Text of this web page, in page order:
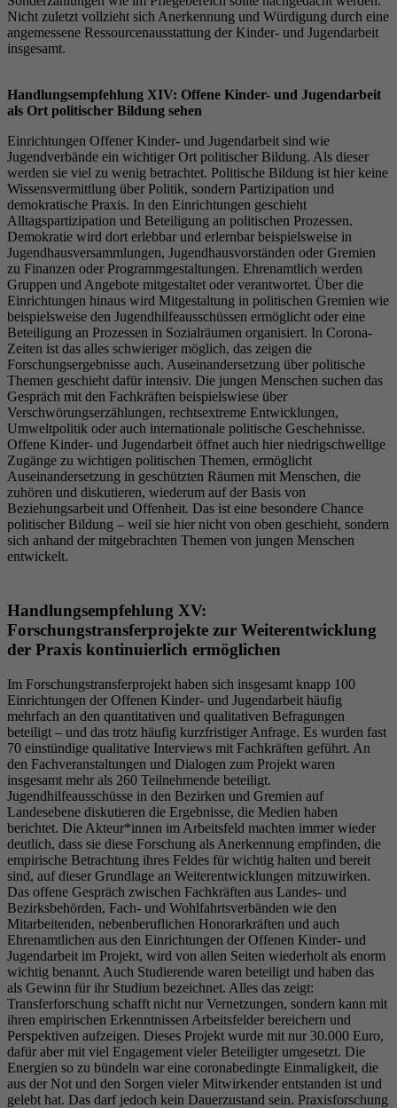
Nicht zuletzt vollzieht sich Anerkennung und Würdigung durch eine
angemessene Ressourcenausstattung der Kinder- und Jugendarbeit
insgesamt.
Handlungsempfehlung XIV: Offene Kinder- und Jugendarbeit
als Ort politischer Bildung sehen
Einrichtungen Offener Kinder- und Jugendarbeit sind wie
Jugendverbände ein wichtiger Ort politischer Bildung. Als dieser
werden sie viel zu wenig betrachtet. Politische Bildung ist hier keine
Wissensvermittlung über Politik, sondern Partizipation und
demokratische Praxis. In den Einrichtungen geschieht
Alltagspartizipation und Beteiligung an politischen Prozessen.
Demokratie wird dort erlebbar und erlernbar beispielsweise in
Jugendhausversammlungen, Jugendhausvorständen oder Gremien
zu Finanzen oder Programmgestaltungen. Ehrenamtlich werden
Gruppen und Angebote mitgestaltet oder verantwortet. Über die
Einrichtungen hinaus wird Mitgestaltung in politischen Gremien wie
beispielsweise den Jugendhilfeausschüssen ermöglicht oder eine
Beteiligung an Prozessen in Sozialräumen organisiert. In Corona-
Zeiten ist das alles schwieriger möglich, das zeigen die
Forschungsergebnisse auch. Auseinandersetzung über politische
Themen geschieht dafür intensiv. Die jungen Menschen suchen das
Gespräch mit den Fachkräften beispielswiese über
Verschwörungserzählungen, rechtsextreme Entwicklungen,
Umweltpolitik oder auch internationale politische Geschehnisse.
Offene Kinder- und Jugendarbeit öffnet auch hier niedrigschwellige
Zugänge zu wichtigen politischen Themen, ermöglicht
Auseinandersetzung in geschützten Räumen mit Menschen, die
zuhören und diskutieren, wiederum auf der Basis von
Beziehungsarbeit und Offenheit. Das ist eine besondere Chance
politischer Bildung – weil sie hier nicht von oben geschieht, sondern
sich anhand der mitgebrachten Themen von jungen Menschen
entwickelt.
Handlungsempfehlung XV:
Forschungstransferprojekte zur Weiterentwicklung
der Praxis kontinuierlich ermöglichen
Im Forschungstransferprojekt haben sich insgesamt knapp 100
Einrichtungen der Offenen Kinder- und Jugendarbeit häufig
mehrfach an den quantitativen und qualitativen Befragungen
beteiligt – und das trotz häufig kurzfristiger Anfrage. Es wurden fast
70 einstündige qualitative Interviews mit Fachkräften geführt. An
den Fachveranstaltungen und Dialogen zum Projekt waren
insgesamt mehr als 260 Teilnehmende beteiligt.
Jugendhilfeausschüsse in den Bezirken und Gremien auf
Landesebene diskutieren die Ergebnisse, die Medien haben
berichtet. Die Akteur*innen im Arbeitsfeld machten immer wieder
deutlich, dass sie diese Forschung als Anerkennung empfinden, die
empirische Betrachtung ihres Feldes für wichtig halten und bereit
sind, auf dieser Grundlage an Weiterentwicklungen mitzuwirken.
Das offene Gespräch zwischen Fachkräften aus Landes- und
Bezirksbehörden, Fach- und Wohlfahrtsverbänden wie den
Mitarbeitenden, nebenberuflichen Honorarkräften und auch
Ehrenamtlichen aus den Einrichtungen der Offenen Kinder- und
Jugendarbeit im Projekt, wird von allen Seiten wiederholt als enorm
wichtig benannt. Auch Studierende waren beteiligt und haben das
als Gewinn für ihr Studium bezeichnet. Alles das zeigt:
Transferforschung schafft nicht nur Vernetzungen, sondern kann mit
ihren empirischen Erkenntnissen Arbeitsfelder bereichern und
Perspektiven aufzeigen. Dieses Projekt wurde mit nur 30.000 Euro,
dafür aber mit viel Engagement vieler Beteiligter umgesetzt. Die
Energien so zu bündeln war eine coronabedingte Einmaligkeit, die
aus der Not und den Sorgen vieler Mitwirkender entstanden ist und
gelebt hat. Das darf jedoch kein Dauerzustand sein. Praxisforschung